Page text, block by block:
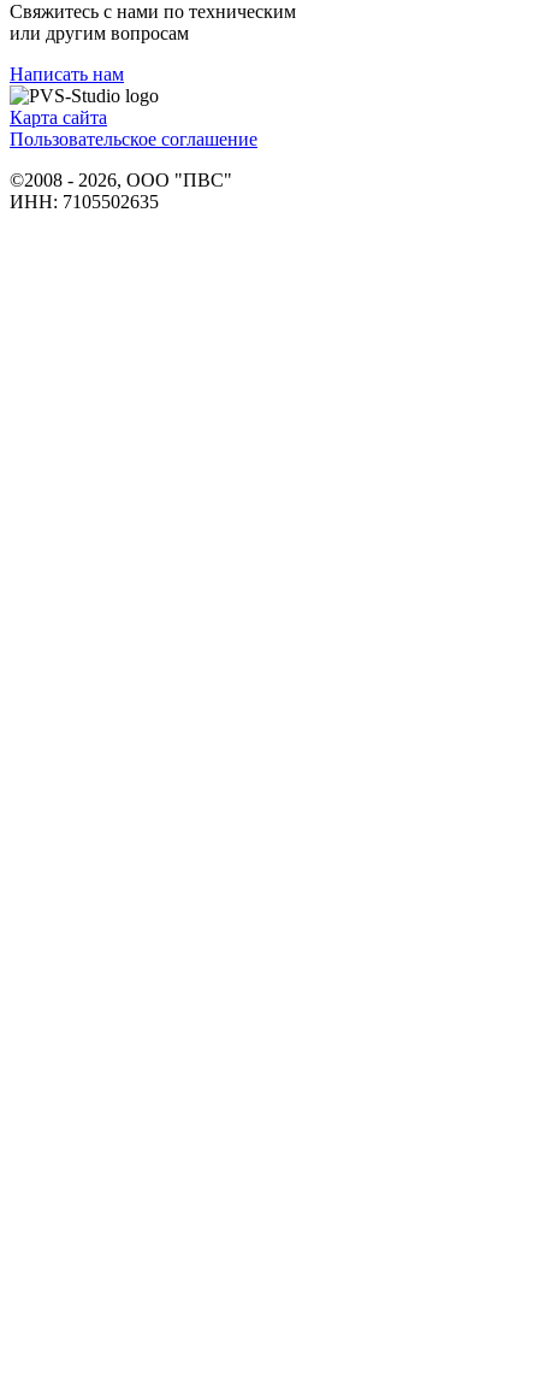
Свяжитесь с нами по техническим
или другим вопросам
Написать нам
Карта сайта
Пользовательское соглашение
©2008 - 2026, ООО "ПВС"
ИНН: 7105502635